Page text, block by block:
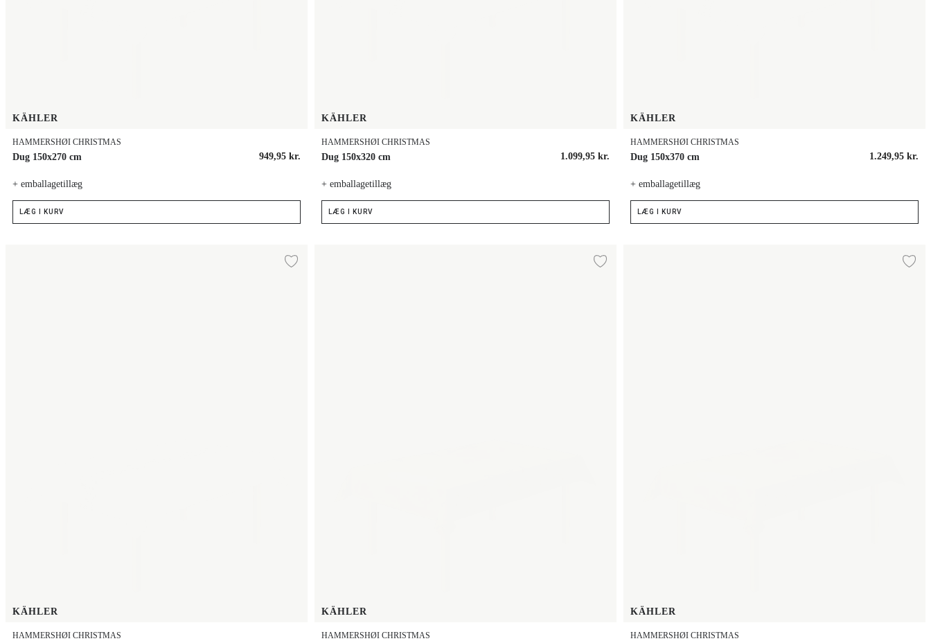
KÄHLER
HAMMERSHØI CHRISTMAS
Dug 150x270 cm 949,95 kr.
+ emballagetillæg
LÆG I KURV
KÄHLER
HAMMERSHØI CHRISTMAS
Dug 150x320 cm 1.099,95 kr.
+ emballagetillæg
LÆG I KURV
KÄHLER
HAMMERSHØI CHRISTMAS
Dug 150x370 cm 1.249,95 kr.
+ emballagetillæg
LÆG I KURV
Tilføj til ønskeliste
KÄHLER
HAMMERSHØI CHRISTMAS
Tilføj til ønskeliste
KÄHLER
HAMMERSHØI CHRISTMAS
KÄHLER
HAMMERSHØI CHRISTMAS